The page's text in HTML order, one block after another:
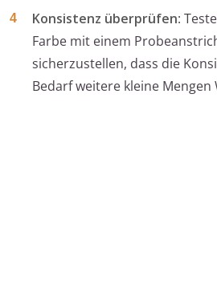
Konsistenz überprüfen:
Farbe mit einem
sicherzustellen, dass die
Bedarf weitere kleine Mengen